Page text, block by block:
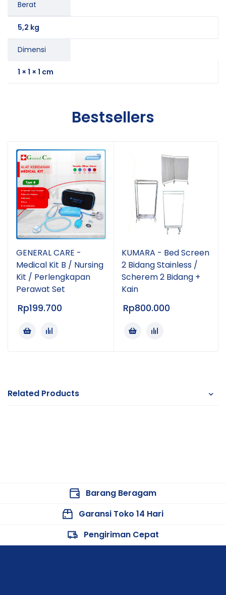
Berat
5,2 kg
Dimensi
1 × 1 × 1 cm
Bestsellers
GENERAL CARE -
Medical Kit B / Nursing
Kit / Perlengkapan
Perawat Set
Rp199.700
KUMARA - Bed Screen
2 Bidang Stainless /
Scherem 2 Bidang +
Kain
Rp800.000
Related Products
Barang Beragam
Garansi Toko 14 Hari
Pengiriman Cepat